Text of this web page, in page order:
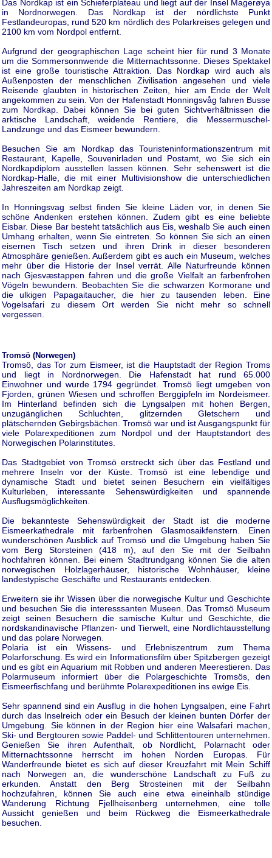
Das Nordkap ist ein Schieferplateau und liegt auf der Insel Magerøya
in Nordnorwegen. Das Nordkap ist der nördlichste Punkt
Festlandeuropas, rund 520 km nördlich des Polarkreises gelegen und
2100 km vom Nordpol entfernt.
Aufgrund der geographischen Lage scheint hier für rund 3 Monate
um die Sommersonnwende die Mitternachtssonne. Dieses Spektakel
ist eine große touristische Attraktion. Das Nordkap wird auch als
Außenposten der menschlichen Zivilisation angesehen und viele
Reisende glaubten in historischen Zeiten, hier am Ende der Welt
angekommen zu sein. Von der Hafenstadt Honningsvåg fahren Busse
zum Nordkap. Dabei können Sie bei guten Sichtverhältnissen die
arktische Landschaft, weidende Rentiere, die Messermuschel-
Landzunge und das Eismeer bewundern.
Besuchen Sie am Nordkap das Touristeninformationszentrum mit
Restaurant, Kapelle, Souvenirladen und Postamt, wo Sie sich ein
Nordkapdiplom ausstellen lassen können. Sehr sehenswert ist die
Nordkap-Halle, die mit einer Multivisionshow die unterschiedlichen
Jahreszeiten am Nordkap zeigt.
In Honningsvag selbst finden Sie kleine Läden vor, in denen Sie
schöne Andenken erstehen können. Zudem gibt es eine beliebte
Eisbar. Diese Bar besteht tatsächlich aus Eis, weshalb Sie auch einen
Umhang erhalten, wenn Sie eintreten. So können Sie sich an einen
eisernen Tisch setzen und ihren Drink in dieser besonderen
Atmosphäre genießen. Außerdem gibt es auch ein Museum, welches
mehr über die Historie der Insel verrät. Alle Naturfreunde können
nach Gjesvæstappen fahren und die große Vielfalt an farbenfrohen
Vögeln bewundern. Beobachten Sie die schwarzen Kormorane und
die ulkigen Papagaitaucher, die hier zu tausenden leben. Eine
Vogelsafari zu diesem Ort werden Sie nicht mehr so schnell
vergessen.
Tromsö (Norwegen)
Tromsö, das Tor zum Eismeer, ist die Hauptstadt der Region Troms
und liegt in Nordnorwegen. Die Hafenstadt hat rund 65.000
Einwohner und wurde 1794 gegründet. Tromsö liegt umgeben von
Fjorden, grünen Wiesen und schroffen Berggipfeln im Nordeismeer.
Im Hinterland befinden sich die Lyngsalpen mit hohen Bergen,
unzugänglichen Schluchten, glitzernden Gletschern und
plätschernden Gebirgsbächen. Tromsö war und ist Ausgangspunkt für
viele Polarexpeditionen zum Nordpol und der Hauptstandort des
Norwegischen Polarinstitutes.
Das Stadtgebiet von Tromsö erstreckt sich über das Festland und
mehrere Inseln vor der Küste. Tromsö ist eine lebendige und
dynamische Stadt und bietet seinen Besuchern ein vielfältiges
Kulturleben, interessante Sehenswürdigkeiten und spannende
Ausflugsmöglichkeiten.
Die bekannteste Sehenswürdigkeit der Stadt ist die moderne
Eismeerkathedrale mit farbenfrohen Glasmosaikfenstern. Einen
wunderschönen Ausblick auf Tromsö und die Umgebung haben Sie
vom Berg Storsteinen (418 m), auf den Sie mit der Seilbahn
hochfahren können. Bei einem Stadtrundgang können Sie die alten
norwegischen Holzlagerhäuser, historische Wohnhäuser, kleine
landestypische Geschäfte und Restaurants entdecken.
Erweitern sie ihr Wissen über die norwegische Kultur und Geschichte
und besuchen Sie die interesssanten Museen. Das Tromsö Museum
zeigt seinen Besuchern die samische Kultur und Geschichte, die
nordskandinavische Pflanzen- und Tierwelt, eine Nordlichtausstellung
und das polare Norwegen.
Polaria ist ein Wissens- und Erlebniszentrum zum Thema
Polarforschung. Es wird ein Informationsfilm über Spitzbergen gezeigt
und es gibt ein Aquarium mit Robben und anderen Meerestieren. Das
Polarmuseum informiert über die Polargeschichte Tromsös, den
Eismeerfischfang und berühmte Polarexpeditionen ins ewige Eis.
Sehr spannend sind ein Ausflug in die hohen Lyngsalpen, eine Fahrt
durch das Inselreich oder ein Besuch der kleinen bunten Dörfer der
Umgebung. Sie können in der Region hier eine Walsafari machen,
Ski- und Bergtouren sowie Paddel- und Schlittentouren unternehmen.
Genießen Sie ihren Aufenthalt, ob Nordlicht, Polarnacht oder
Mitternachtssonne herrscht im hohen Norden Europas. Für
Wanderfreunde bietet es sich auf dieser Kreuzfahrt mit Mein Schiff
nach Norwegen an, die wunderschöne Landschaft zu Fuß zu
erkunden. Anstatt den Berg Strosteinen mit der Seilbahn
hochzufahren, können Sie auch eine etwa eineinhalb stündige
Wanderung Richtung Fjellheisenberg unternehmen, eine tolle
Aussicht genießen und beim Rückweg die Eismeerkathedrale
besuchen.